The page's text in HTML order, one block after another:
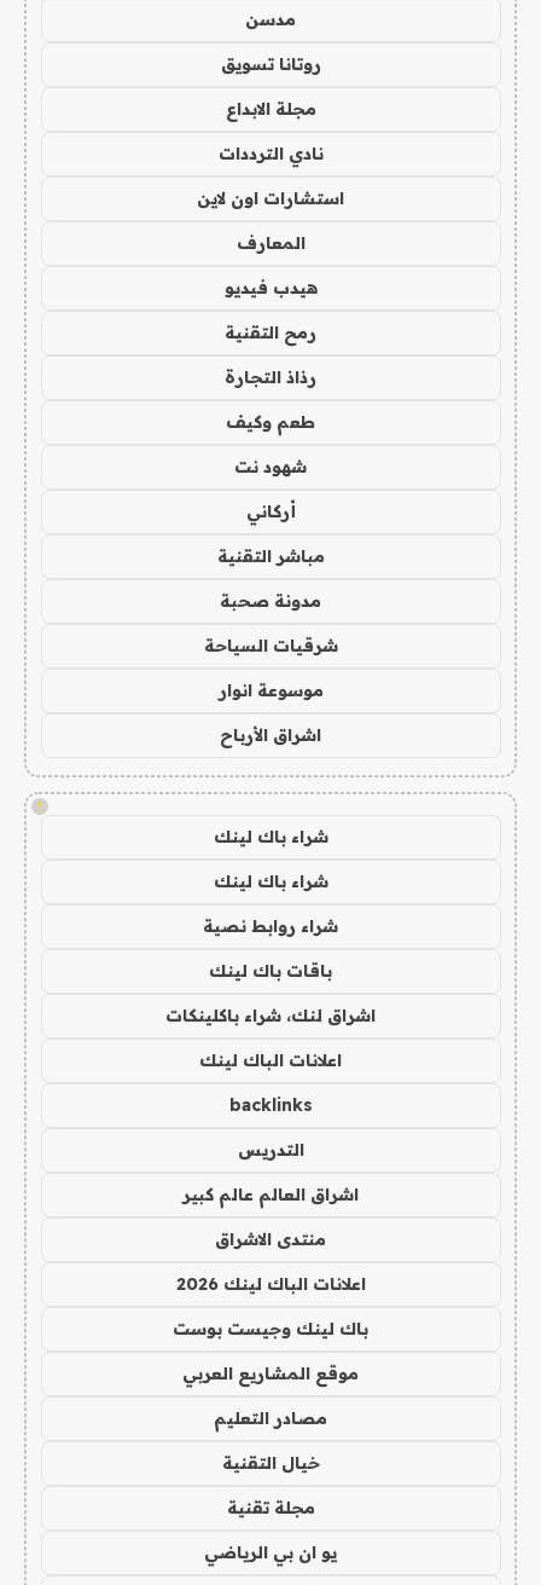
مدسن
روتانا تسويق
مجلة الابداع
نادي الترددات
استشارات اون لاين
المعارف
هيدب فيديو
رمح التقنية
رذاذ التجارة
طعم وكيف
شهود نت
أركاني
مباشر التقنية
مدونة صحبة
شرقيات السياحة
موسوعة انوار
اشراق الأرباح
!
شراء باك لينك
شراء باك لينك
شراء روابط نصية
باقات باك لينك
اشراق لنك، شراء باكلينكات
اعلانات الباك لينك
backlinks
التدريس
اشراق العالم عالم كبير
منتدى الاشراق
اعلانات الباك لينك 2026
باك لينك وجيست بوست
موقع المشاريع العربي
مصادر التعليم
خيال التقنية
مجلة تقنية
يو ان بي الرياضي